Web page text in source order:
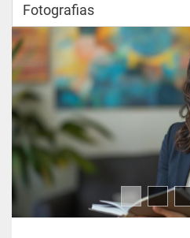
Derecho Mercantil
Teoría del Derecho
Acto Jurídico y Personas
Derecho Constitucional
Cuarto Cuatrimestre
Fotografias